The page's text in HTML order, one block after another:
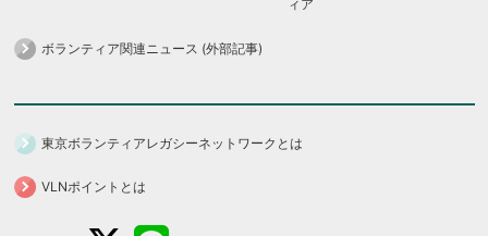
ィア
ボランティア関連ニュース (外部記事)
東京ボランティアレガシーネットワークとは
VLNポイントとは